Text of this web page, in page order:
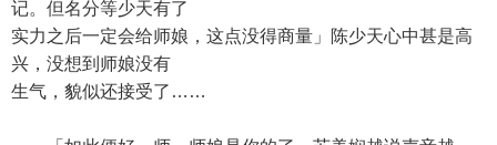
记。但名分等少天有了
实力之后一定会给师娘，这点没得商量」陈少天心中甚是高
兴，没想到师娘没有
生气，貌似还接受了……